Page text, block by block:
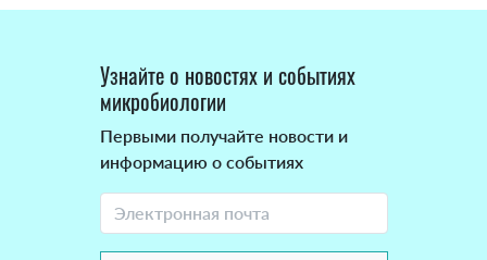
Узнайте о новостях и событиях
микробиологии
Первыми получайте новости и
информацию о событиях